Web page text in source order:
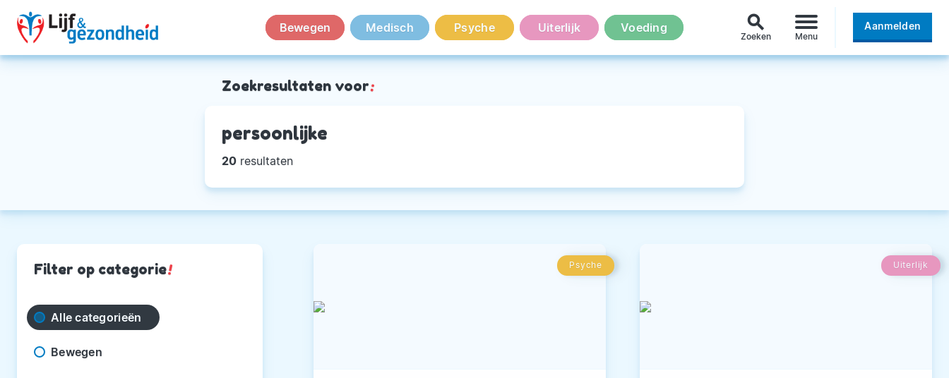
Bewegen Medisch Psyche Uiterlijk Voeding search
Zoeken Menu
Aanmelden
Zoekresultaten voor:
persoonlijke
20 resultaten
Filter op categorie!
Alle categorieën
Bewegen
Psyche Uiterlijk